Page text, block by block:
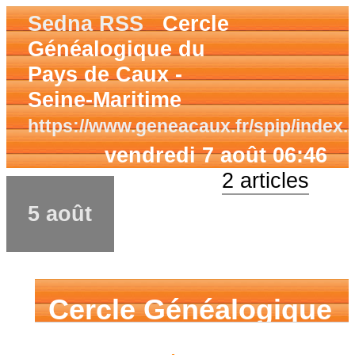
Sedna RSSCercle
Généalogique du
Pays de Caux -
Seine-Maritime
https://www.geneacaux.fr/spip/
vendredi 7 août 06:46
2 articles
5 août
Cercle Généalogique